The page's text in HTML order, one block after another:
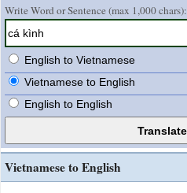
Write Word or Sentence (max 1,000 chars):
English to Vietnamese
Vietnamese to English
English to English
Vietnamese to English